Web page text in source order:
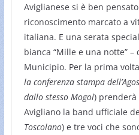
Aviglianese si è ben
riconoscimento marcato a
italiana. E una serata
bianca “Mille e una notte” –
Municipio. Per la prima
la conferenza stampa
dallo stesso Mogol)
Avigliano la band ufficiale
Toscolano) e tre voci che